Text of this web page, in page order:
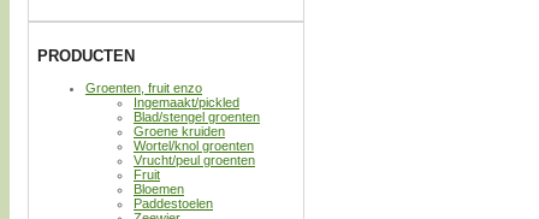
PRODUCTEN
Groenten, fruit enzo
Ingemaakt/pickled
Blad/stengel groenten
Groene kruiden
Wortel/knol groenten
Vrucht/peul groenten
Fruit
Bloemen
Paddestoelen